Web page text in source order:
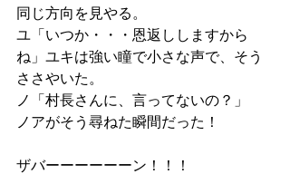
同じ方向を見やる。
ユ「いつか・・・恩返ししますから
ね」ユキは強い瞳で小さな声で、そう
ささやいた。
ノ「村長さんに、言ってないの？」
ノアがそう尋ねた瞬間だった！
ザバーーーーーーン！！！